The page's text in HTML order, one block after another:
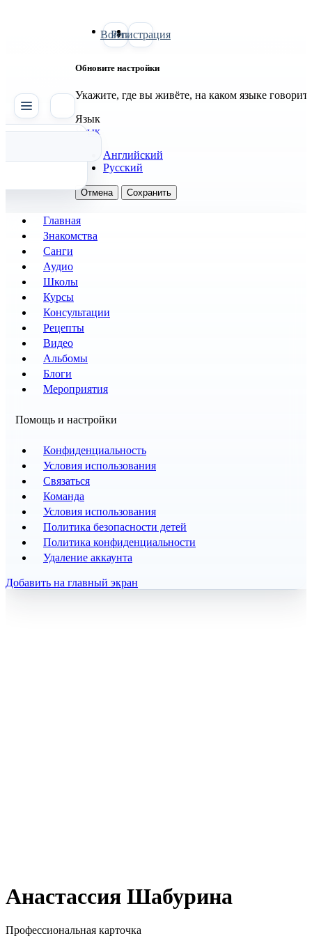
Войти
Регистрация
Обновите настройки
Укажите, где вы живёте, на каком языке
Язык
Язык
Английский
Русский
Отмена Сохранить
Главная
Знакомства
Санги
Аудио
Школы
Курсы
Консультации
Рецепты
Видео
Альбомы
Блоги
Мероприятия
Помощь и настройки
Конфиденциальность
Условия использования
Связаться
Команда
Условия использования
Политика безопасности детей
Политика конфиденциальности
Удаление аккаунта
Добавить на главный экран
Анастассия Шабурина
Профессиональная карточка